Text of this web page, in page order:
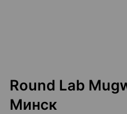
Round Lab
Минск